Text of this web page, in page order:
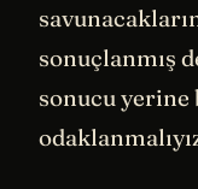
sonuçlanmış
sonucu yerine